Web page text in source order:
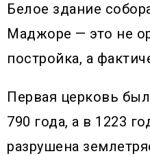
Белое здание
Маджоре — это не
постройка, а
Первая церковь
790 года, а в 1223
разрушена